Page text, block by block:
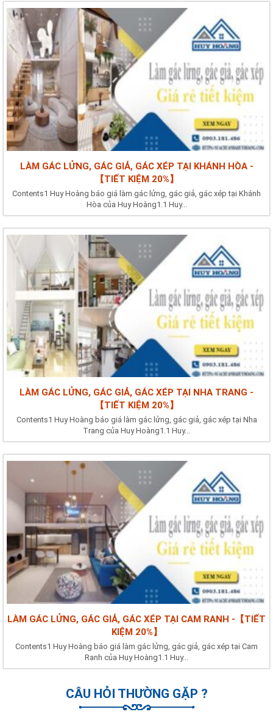
LÀM GÁC LỬNG, GÁC GIẢ, GÁC XÉP TẠI KHÁNH HÒA -
【TIẾT KIỆM 20%】
Contents1 Huy Hoàng báo giá làm gác lửng, gác giả, gác xép tại Khánh
Hòa của Huy Hoàng1.1 Huy...
LÀM GÁC LỬNG, GÁC GIẢ, GÁC XÉP TẠI NHA TRANG -
【TIẾT KIỆM 20%】
Contents1 Huy Hoàng báo giá làm gác lửng, gác giả, gác xép tại Nha
Trang của Huy Hoàng1.1 Huy...
LÀM GÁC LỬNG, GÁC GIẢ, GÁC XÉP TẠI CAM RANH -【TIẾT
KIỆM 20%】
Contents1 Huy Hoàng báo giá làm gác lửng, gác giả, gác xép tại Cam
Ranh của Huy Hoàng1.1 Huy...
CÂU HỎI THƯỜNG GẶP ?